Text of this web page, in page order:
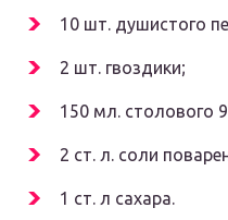
10 шт. душистого
2 шт. гвоздики;
150 мл. столового
2 ст. л. соли
1 ст. л сахара.